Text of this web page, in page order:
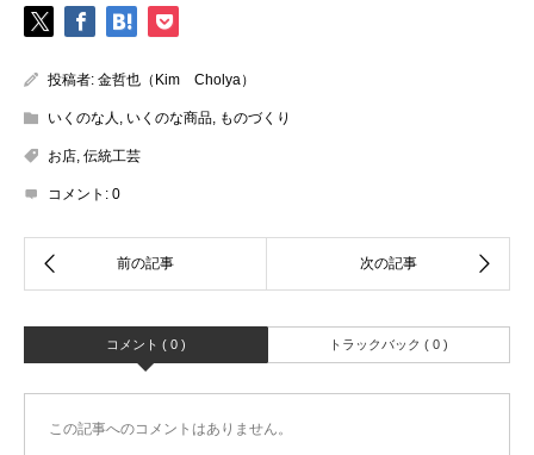
投稿者: 金哲也（Kim Cholya）
いくのな人 いくのな商品 ものづくり
お店 伝統工芸
コメント: 0
コメント ( 0 ) トラックバック ( 0 )
この記事へのコメントはありません。